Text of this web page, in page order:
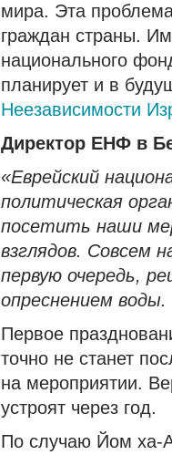
мира. Эта
граждан страны.
национального
планирует и в
Неезависимости
Директор ЕНФ в
«Еврейский
политическая
посетить наши
взглядов. Совсем
первую очередь,
опреснением
Первое
точно не станет
на мероприятии.
устроят через год.
По случаю Йом ха-